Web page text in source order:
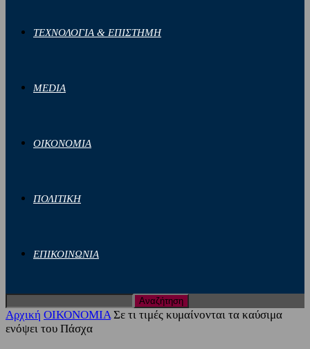
ΤΕΧΝΟΛΟΓΙΑ & ΕΠΙΣΤΗΜΗ
MEDIA
ΟΙΚΟΝΟΜΙΑ
ΠΟΛΙΤΙΚΗ
ΕΠΙΚΟΙΝΩΝΙΑ
Αρχική ΟΙΚΟΝΟΜΙΑ Σε τι τιμές κυμαίνονται τα καύσιμα
ενόψει του Πάσχα